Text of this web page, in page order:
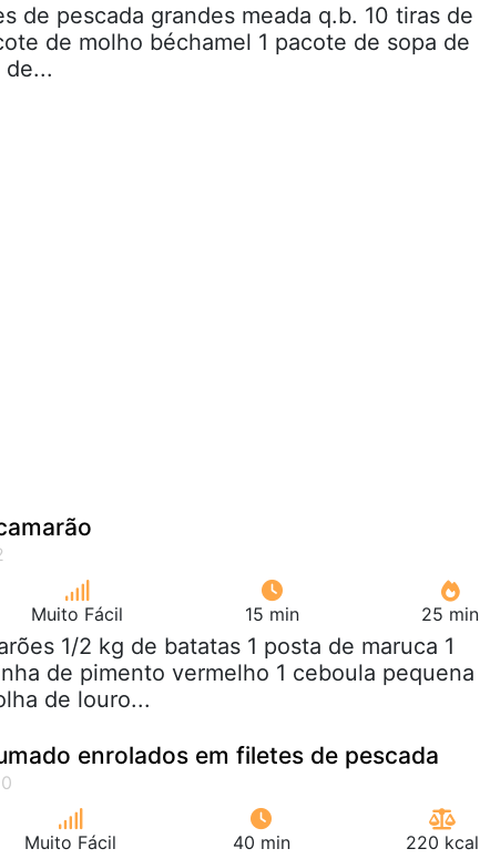
de pescada grandes meada q.b. 10 tiras de
de molho béchamel 1 pacote de sopa de
de...
Muito Fácil 15 min 25 min
1/2 kg de batatas 1 posta de maruca 1
de pimento vermelho 1 ceboula pequena
de louro...
enrolados em filetes de pescada
Muito Fácil 40 min 220 kcal